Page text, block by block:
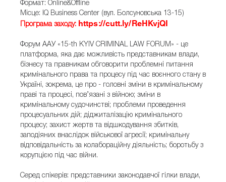
Формат: Online&Offline
Місце: IQ Business Center (вул. Болсуновська 13-15)
Програма заходу: https://cutt.ly/ReHKvjQI
Форум ААУ «15-th KYIV CRIMINAL LAW FORUM» - це
платформа, яка дає можливість представникам влади,
бізнесу та правникам обговорити проблемні питання
кримінального права та процесу під час воєнного стану в
Україні, зокрема, це про - головні зміни в кримінальному
праві та процесі, пов’язані з війною; зміни в
кримінальному судочинстві; проблеми проведення
процесуальних дій; діджиталізацію кримінального
процесу; захист жертв та відшкодування збитків,
заподіяних внаслідок військової агресії; кримінальну
відповідальність за колабораційну діяльність; боротьбу з
корупцією під час війни.
Серед спікерів: представники законодавчої гілки влади,